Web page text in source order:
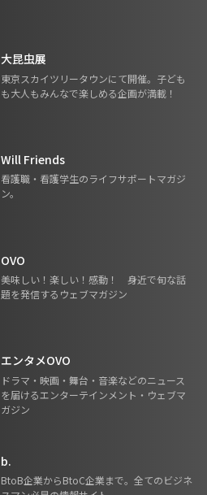
大昆虫展
東京スカイツリータウンにて開催。子ども
も大人もみんなで楽しめる企画が満載！
Will Friends
看護職・看護学生のライフサポートマガジ
ン。
OVO
美味しい！楽しい！感動！ 身近で旬な話
題を発信するウェブマガジン
エンタメOVO
ドラマ・映画・舞台・音楽などのニュース
を届けるエンターテインメント・ウェブマ
ガジン
b.
BtoB企業からBtoC企業まで。全てのビジネ